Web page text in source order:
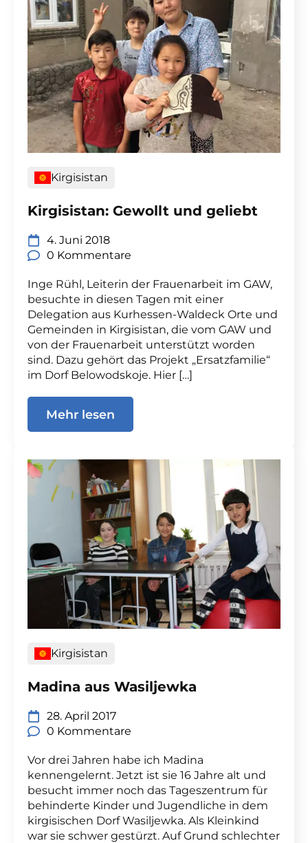
Kirgisistan
Kirgisistan: Gewollt und geliebt
4. Juni 2018
0 Kommentare
Inge Rühl, Leiterin der Frauenarbeit im GAW,
besuchte in diesen Tagen mit einer
Delegation aus Kurhessen-Waldeck Orte und
Gemeinden in Kirgisistan, die vom GAW und
von der Frauenarbeit unterstützt worden
sind. Dazu gehört das Projekt „Ersatzfamilie“
im Dorf Belowodskoje. Hier […]
Mehr lesen
Kirgisistan
Madina aus Wasiljewka
28. April 2017
0 Kommentare
Vor drei Jahren habe ich Madina
kennengelernt. Jetzt ist sie 16 Jahre alt und
besucht immer noch das Tageszentrum für
behinderte Kinder und Jugendliche in dem
kirgisischen Dorf Wasiljewka. Als Kleinkind
war sie schwer gestürzt. Auf Grund schlechter